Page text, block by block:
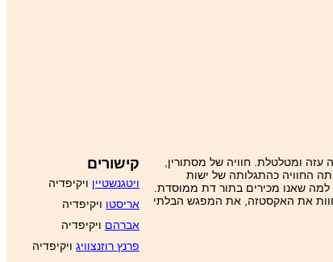
ומטלטלת. חוויה של מסתורין,
החוויה כהתגלותה של ישות
למה שאנו מכירים בתור דת ממוסדת.
את האקסטזה, את המפגש הבלתי
קישורים
ויטגנשטיין ויקיפדיה
אריסטו ויקיפדיה
אברהם ויקיפדיה
פרנץ רוזנצוויג ויקיפדיה